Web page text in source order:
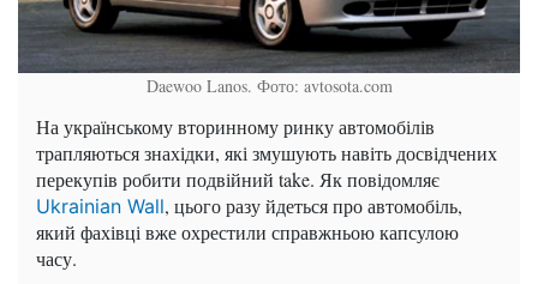
Daewoo Lanos. Фото: avtosota.com
На українському вторинному ринку автомобілів
трапляються знахідки, які змушують навіть досвідчених
перекупів робити подвійний take. Як повідомляє
Ukrainian Wall, цього разу йдеться про автомобіль,
який фахівці вже охрестили справжньою капсулою
часу.